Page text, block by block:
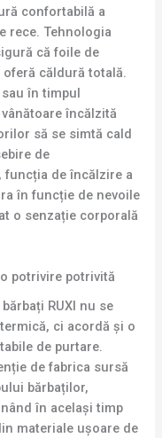
confortabilă a
rece. Tehnologia
că foile de
căldură totală.
în timpul
încălzită
să se simtă cald
de
de încălzire a
în funcție de nevoile
o senzație corporală
potrivire potrivită
RUXI nu se
ci acordă și o
de purtare.
de fabrica sursă
bărbaților,
în același timp
materiale ușoare de